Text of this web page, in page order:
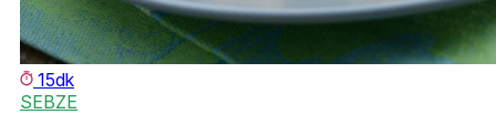
15dk
SEBZE